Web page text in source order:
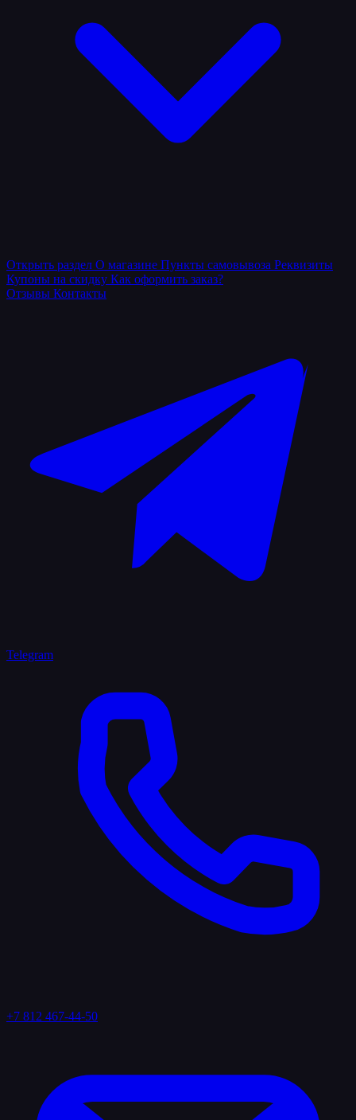
Открыть раздел О магазине Пункты самовывоза Реквизиты
Купоны на скидку Как оформить заказ?
Отзывы Контакты
Telegram
+7 812 467-44-50